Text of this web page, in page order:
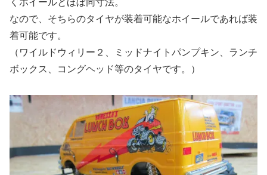
なので、そちらのタイヤが装着可能なホイールであれば装
着可能です。
（ワイルドウィリー２、ミッドナイトパンプキン、ランチ
ボックス、コングヘッド等のタイヤです。）